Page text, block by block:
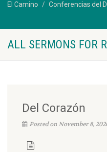
El Camino Conferencias del
ALL SERMONS FOR
Del Corazón
Posted on November 8,